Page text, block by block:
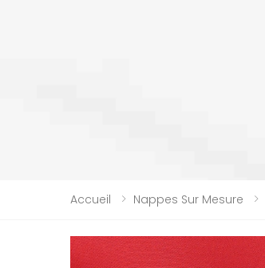
Accueil Nappes Sur Mesure